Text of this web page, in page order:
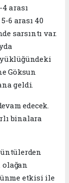
arası
6 arası 40
sarsıntı var.
Göksun
geldi.
edecek.
binalara
etkisi ile